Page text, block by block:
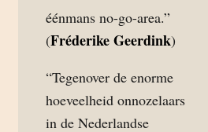
éénmans no-go-area.”
(Fréderike Geerdink)
“Tegenover de enorme
hoeveelheid onnozelaars
in de Nederlandse